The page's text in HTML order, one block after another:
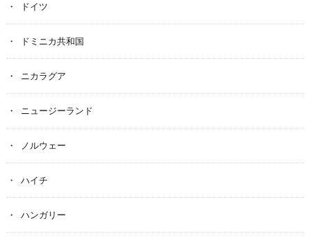
ドイツ
ドミニカ共和国
ニカラグア
ニュージーランド
ノルウェー
ハイチ
ハンガリー